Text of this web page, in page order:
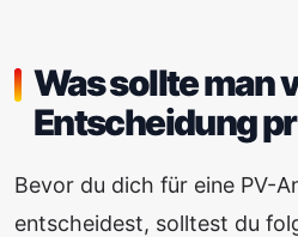
Was sollte man
Entscheidung
Bevor du dich für eine PV-
entscheidest, solltest du